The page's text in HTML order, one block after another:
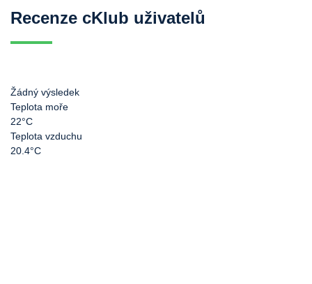
Recenze cKlub uživatelů
Žádný výsledek
Teplota moře
22°C
Teplota vzduchu
20.4°C